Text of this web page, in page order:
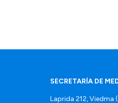
SECRETARÍA DE
Laprida 212, Viedma